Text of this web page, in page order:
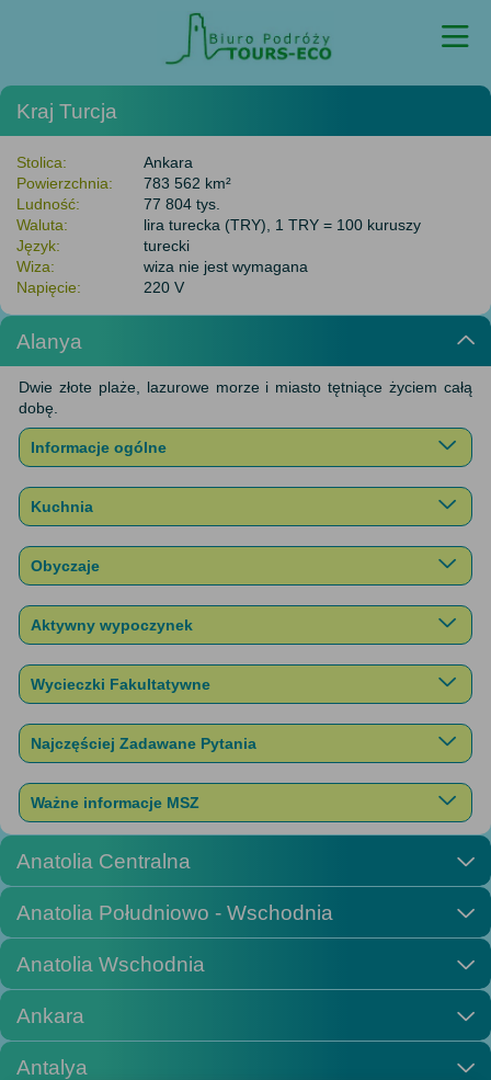
Kraj Turcja
Stolica:
Ankara
Powierzchnia:
783 562 km²
Ludność:
77 804 tys.
Waluta:
lira turecka (TRY), 1 TRY = 100 kuruszy
Język:
turecki
Wiza:
wiza nie jest wymagana
Napięcie:
220 V
Alanya
Dwie złote plaże, lazurowe morze i miasto tętniące życiem całą
dobę.
Informacje ogólne
Kuchnia
Obyczaje
Aktywny wypoczynek
Wycieczki Fakultatywne
Najczęściej Zadawane Pytania
Ważne informacje MSZ
Anatolia Centralna
Anatolia Południowo - Wschodnia
Anatolia Wschodnia
Ankara
Antalya